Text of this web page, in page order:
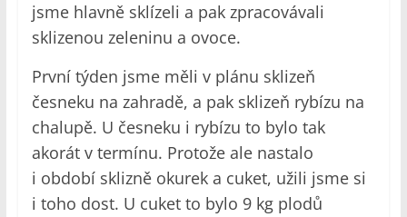
jsme hlavně sklízeli a pak zpracovávali
sklizenou zeleninu a ovoce.
První týden jsme měli v plánu sklizeň
česneku na zahradě, a pak sklizeň rybízu na
chalupě. U česneku i rybízu to bylo tak
akorát v termínu. Protože ale nastalo
i období sklizně okurek a cuket, užili jsme si
i toho dost. U cuket to bylo 9 kg plodů